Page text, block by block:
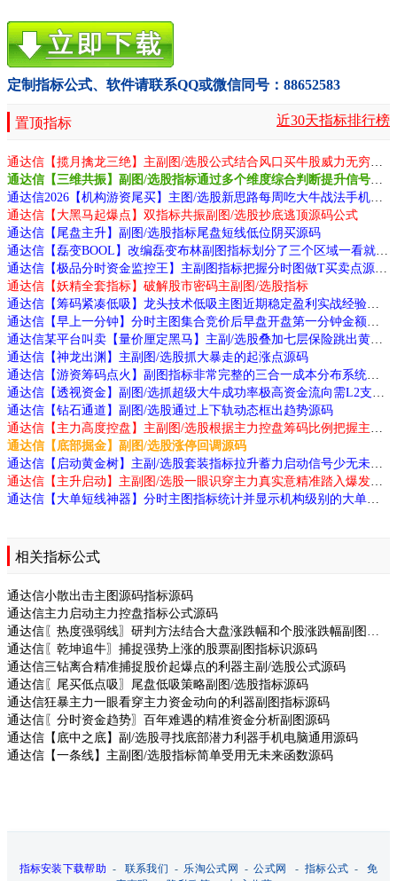
定制指标公式、软件请联系QQ或微信同号：88652583
置顶指标 近30天指标排行榜
通达信【大黑马起爆点】双指标共振副图/选股抄底逃顶源码公式
通达信【尾盘主升】副图/选股指标尾盘短线低位阴买源码
通达信【妖精全套指标】破解股市密码主副图/选股指标
通达信【神龙出渊】主副图/选股抓大暴走的起涨点源码
通达信【钻石通道】副图/选股通过上下轨动态框出趋势源码
通达信【底部掘金】副图/选股涨停回调源码
相关指标公式
通达信小散出击主图源码指标源码
通达信主力启动主力控盘指标公式源码
通达信〖乾坤追牛〗捕捉强势上涨的股票副图指标识源码
通达信三钻离合精准捕捉股价起爆点的利器主副/选股公式源码
通达信〖尾买低点吸〗尾盘低吸策略副图/选股指标源码
通达信狂暴主力一眼看穿主力资金动向的利器副图指标源码
通达信〖分时资金趋势〗百年难遇的精准资金分析副图源码
通达信【底中之底】副/选股寻找底部潜力利器手机电脑通用源码
通达信【一条线】主副图/选股指标简单受用无未来函数源码
指标安装下载帮助 - 联系我们 - 乐淘公式网 -公式网 -指标公式 -免